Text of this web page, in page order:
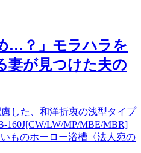
…？」モラハラを
妻が見つけた夫の
した、和洋折衷の浅型タイプ
LW/MP/MBE/MBR]
ものホーロー浴槽〈法人宛の